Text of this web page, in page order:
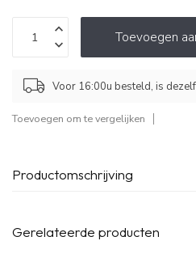
Toevoegen
Voor 16:00u besteld, is
Toevoegen om te vergelijken
Productomschrijving
Gerelateerde producten